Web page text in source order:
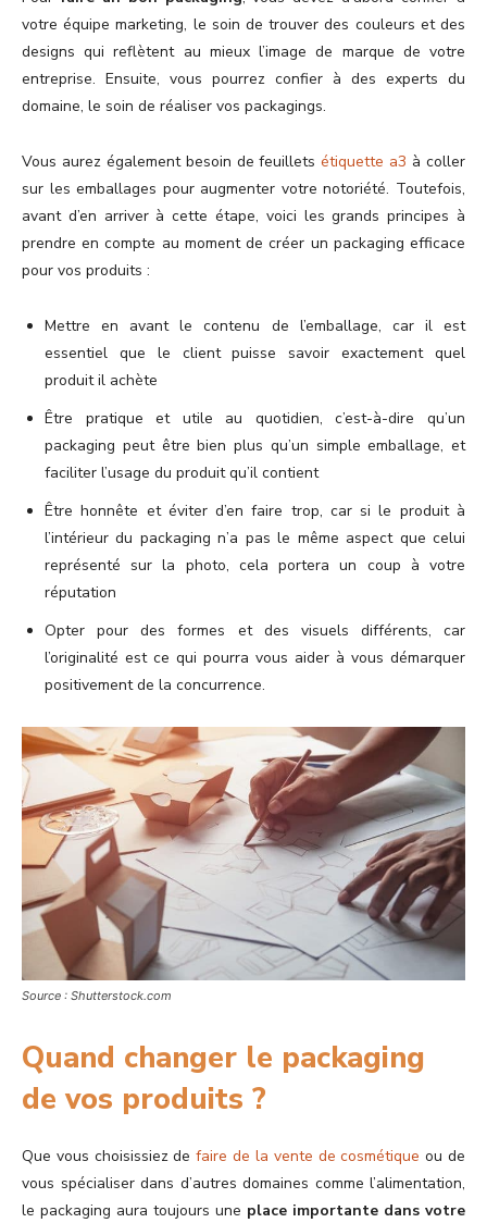
votre équipe marketing, le soin de trouver des couleurs et des
designs qui reflètent au mieux l’image de marque de votre
entreprise. Ensuite, vous pourrez confier à des experts du
domaine, le soin de réaliser vos packagings.
Vous aurez également besoin de feuilletsétiquette a3 à coller
sur les emballages pour augmenter votre notoriété. Toutefois,
avant d’en arriver à cette étape, voici les grands principes à
prendre en compte au moment de créer un packaging efficace
pour vos produits :
Mettre en avant le contenu de l’emballage, car il est
essentiel que le client puisse savoir exactement quel
produit il achète
Être pratique et utile au quotidien, c’est-à-dire qu’un
packaging peut être bien plus qu’un simple emballage, et
faciliter l’usage du produit qu’il contient
Être honnête et éviter d’en faire trop, car si le produit à
l’intérieur du packaging n’a pas le même aspect que celui
représenté sur la photo, cela portera un coup à votre
réputation
Opter pour des formes et des visuels différents, car
l’originalité est ce qui pourra vous aider à vous démarquer
positivement de la concurrence.
Source : Shutterstock.com
Quand changer le packaging
de vos produits ?
Que vous choisissiez defaire de la vente de cosmétique ou de
vous spécialiser dans d’autres domaines comme l’alimentation,
le packaging aura toujours une place importante dans votre